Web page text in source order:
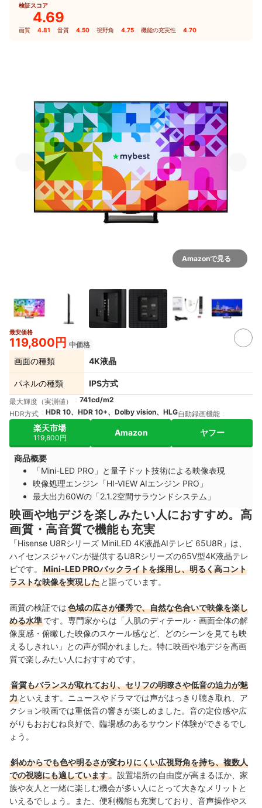
検証スコア
4.69
画質 4.81 音質 4.50 視野角 4.75 機能の充実性 4.70
Amazonで見る
最安価格
119,800円 中価格
画面の種類 4K液晶
パネルの種類 IPS方式
最大輝度（実測値）
741cd/m2
HDR方式
HDR 10、HDR 10+、Dolby vision、HLG自動録画機能
楽天市場
119,800円
Amazon ヤフー
商品概要
「Mini-LED PRO」と量子ドット技術による映像表現
映像処理エンジン「HI-VIEW AIエンジン PRO」
最大出力60Wの「2.1.2空間サラウンドシステム」
映画や地デジを楽しみたい人におすすめ。高
画質・高音質で機能も充実
「Hisense U8Rシリーズ MiniLED 4K液晶AIテレビ 65U8R」は、
ハイセンスジャパンが提供するU8Rシリーズの65V型4K液晶テレ
ビです。
Mini-LED PROバックライトを採用し、明るく高コント
ラストな映像を実現した と謳っています。
画質の検証では色域の広さが優秀で、自然な色合いで映像を楽し
める水準です。専門家からは「人肌のディテール・画面全体の解
像度感・俯瞰した映像のスケール感など、どのシーンを見ても映
えるしきれい」との声が聞かれました。特に映画や地デジを高画
質で楽しみたい人におすすめです。
音質もバランスが取れており、セリフの明瞭さや低音の迫力が魅
力 といえます。ニュースやドラマでは声がはっきり聴き取れ、ア
クション映画では重低音の響きが楽しめました。音の定位感や広
がりもおおむね良好で、臨場感のあるサウンド体験ができるでし
ょう。
斜めからでも色や明るさが変わりにくい広視野角を持ち、複数人
での視聴にも適しています 。設置場所の自由度が高まるほか、家
族や友人と一緒に楽しむ機会が多い人にとって大きなメリットと
いえるでしょう。また、便利機能も充実しており、音声操作やス